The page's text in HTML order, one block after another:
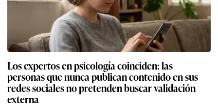
Los expertos en psicología coinciden: las
personas que nunca publican contenido en sus
redes sociales no pretenden buscar validación
externa